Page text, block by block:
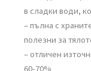
в сладки води,
– пълна с
полезни за
– отличен
60-70%